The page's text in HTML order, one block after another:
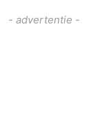
- advertentie -